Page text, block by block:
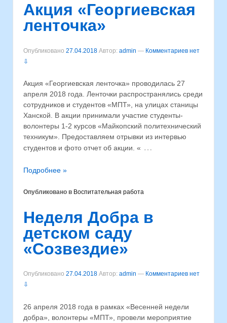
Акция «Георгиевская
ленточка»
Опубликовано 27.04.2018 Автор: admin — Комментариев нет
⇩
Акция «Георгиевская ленточка» проводилась 27
апреля 2018 года. Ленточки распространялись среди
сотрудников и студентов «МПТ», на улицах станицы
Ханской. В акции принимали участие студенты-
волонтеры 1-2 курсов «Майкопский политехнический
техникум». Предоставляем отрывки из интервью
студентов и фото отчет об акции. « …
Подробнее »
Опубликовано в Воспитательная работа
Неделя Добра в
детском саду
«Созвездие»
Опубликовано 27.04.2018 Автор: admin — Комментариев нет
⇩
26 апреля 2018 года в рамках «Весенней недели
добра», волонтеры «МПТ», провели мероприятие